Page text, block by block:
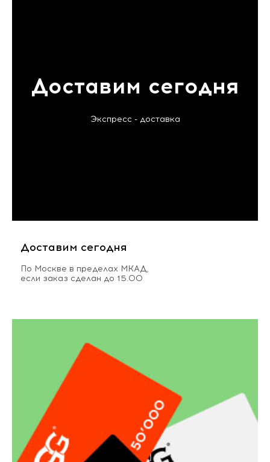
Доставим сегодня
Экспресс - доставка
Доставим сегодня
По Москве в пределах МКАД,
если заказ сделан до 15.00